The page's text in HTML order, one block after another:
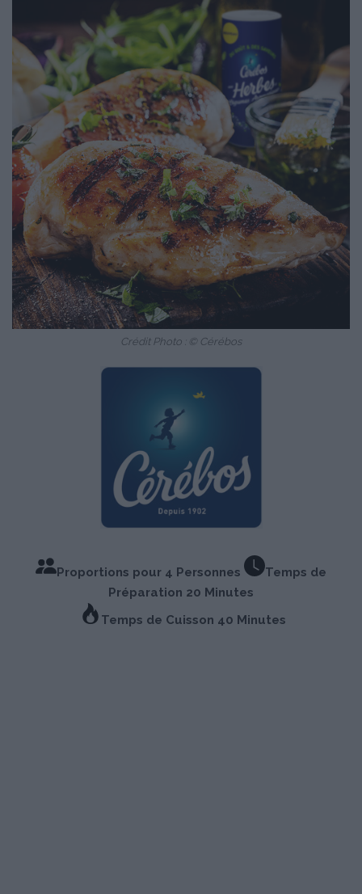
Crédit Photo : © Cérébos
Proportions pour 4 Personnes
Temps de
Préparation 20 Minutes
Temps de Cuisson 40 Minutes